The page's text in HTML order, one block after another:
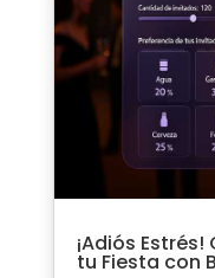
¡Adiós
tu Fiesta con